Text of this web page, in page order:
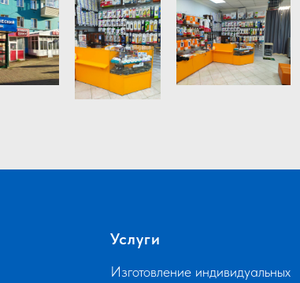
Услуги
Изготовление индивидуальных